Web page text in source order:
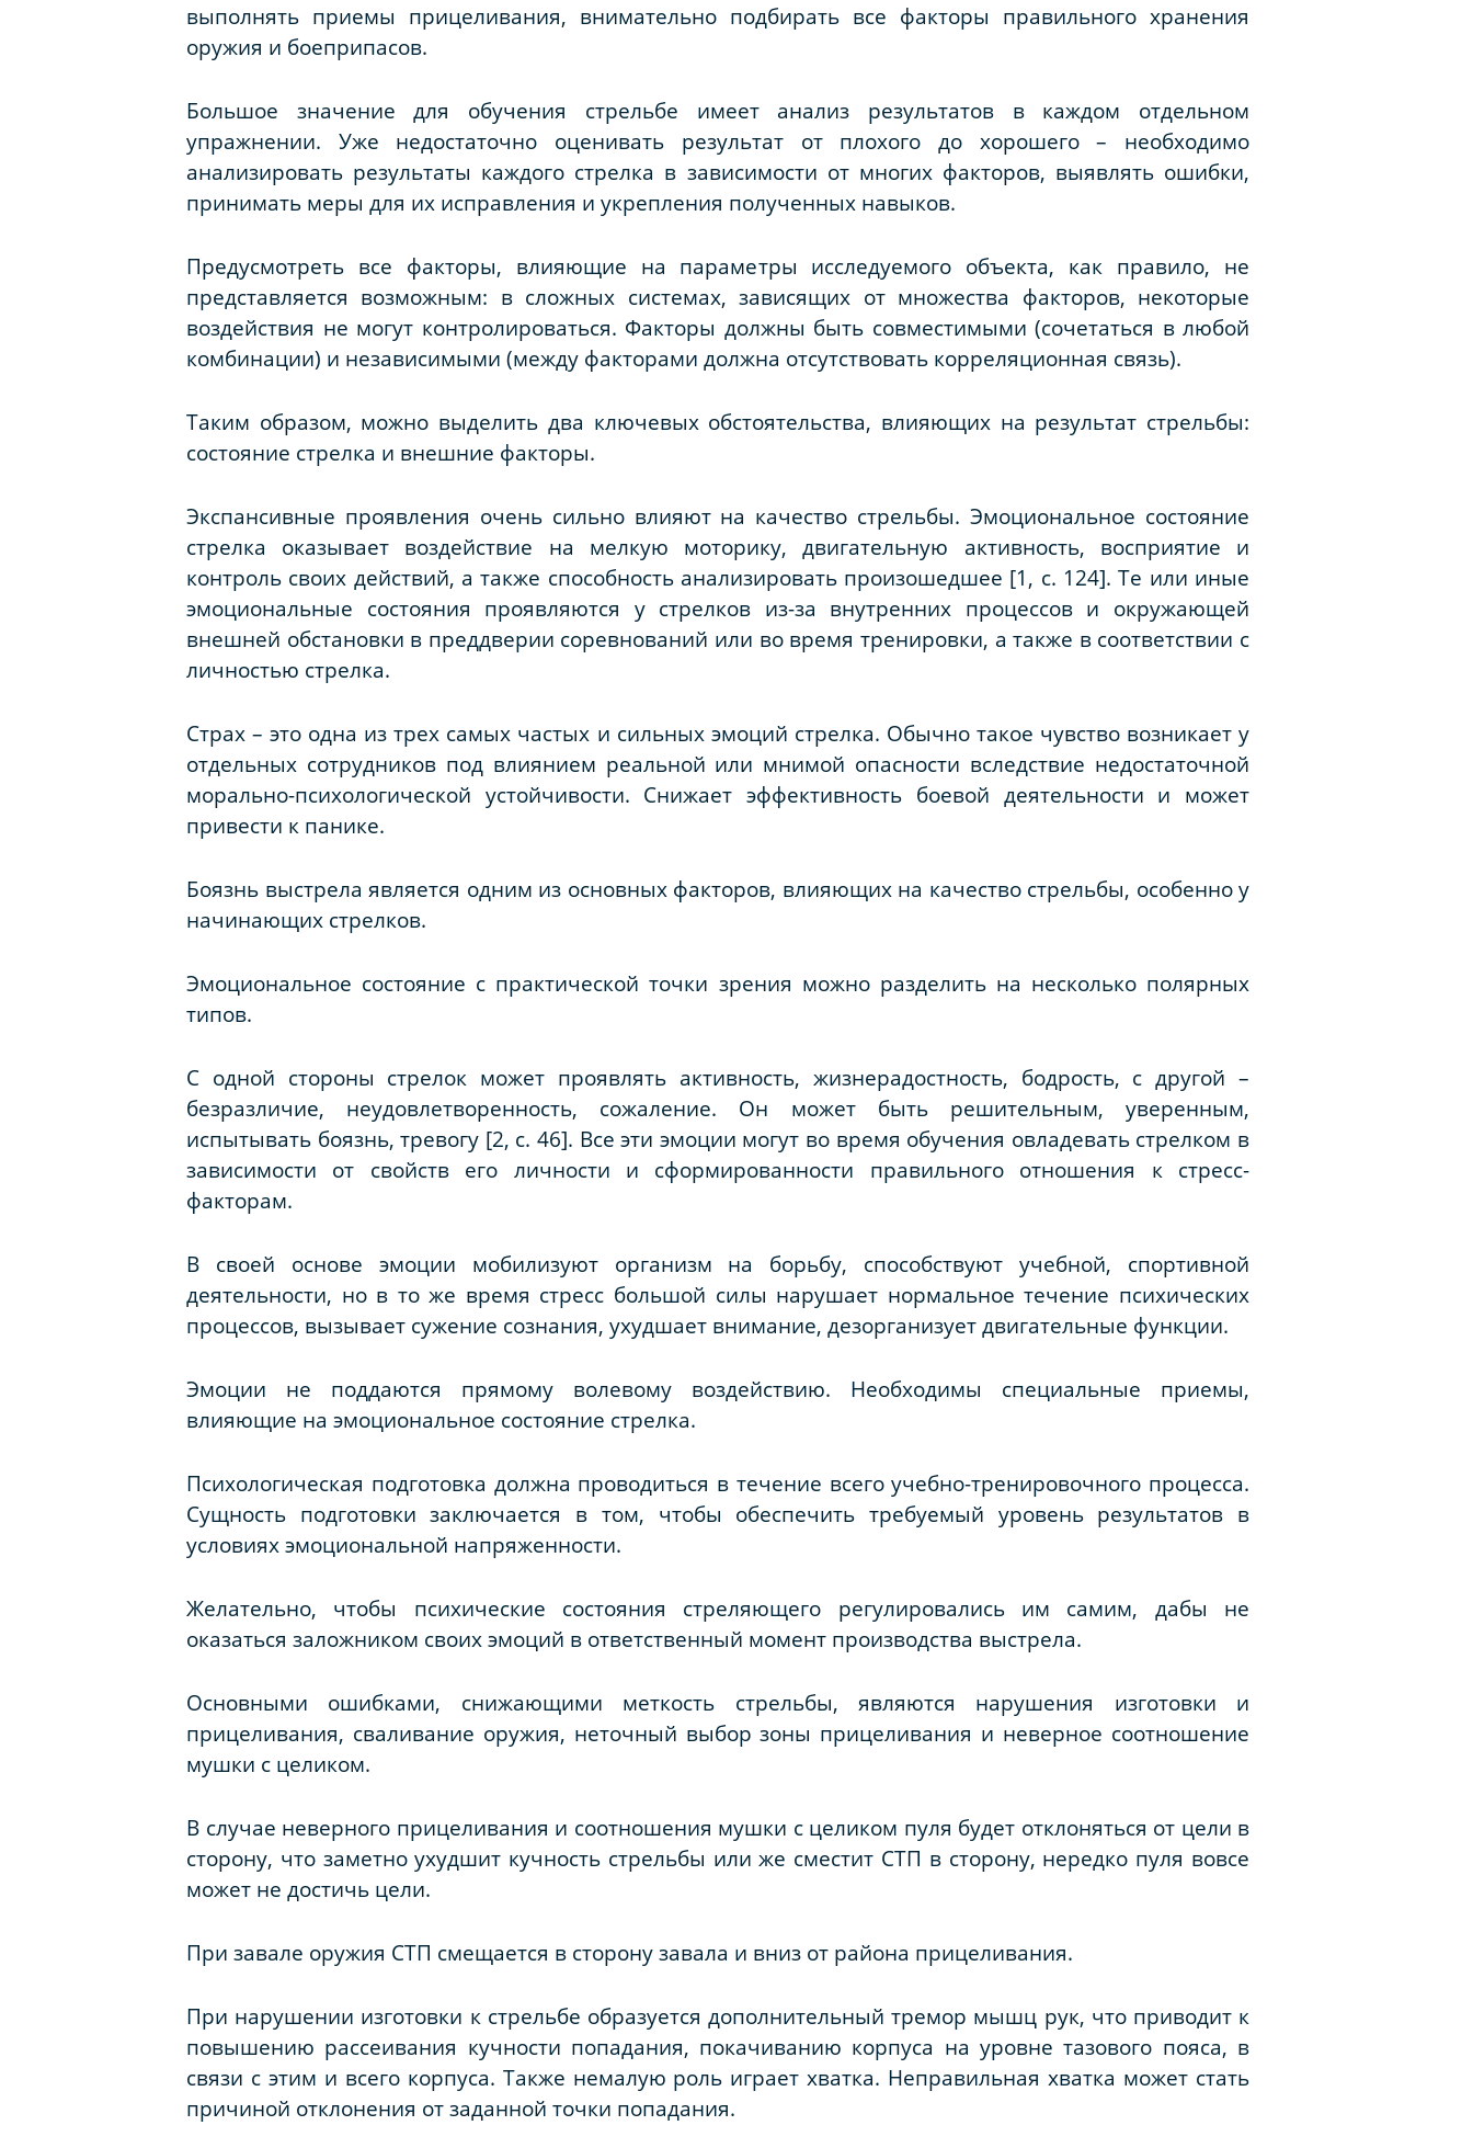
выполнять приемы прицеливания, внимательно подбирать все факторы правильного хранения
оружия и боеприпасов.
Большое значение для обучения стрельбе имеет анализ результатов в каждом отдельном
упражнении. Уже недостаточно оценивать результат от плохого до хорошего – необходимо
анализировать результаты каждого стрелка в зависимости от многих факторов, выявлять ошибки,
принимать меры для их исправления и укрепления полученных навыков.
Предусмотреть все факторы, влияющие на параметры исследуемого объекта, как правило, не
представляется возможным: в сложных системах, зависящих от множества факторов, некоторые
воздействия не могут контролироваться. Факторы должны быть совместимыми (сочетаться в любой
комбинации) и независимыми (между факторами должна отсутствовать корреляционная связь).
Таким образом, можно выделить два ключевых обстоятельства, влияющих на результат стрельбы:
состояние стрелка и внешние факторы.
Экспансивные проявления очень сильно влияют на качество стрельбы. Эмоциональное состояние
стрелка оказывает воздействие на мелкую моторику, двигательную активность, восприятие и
контроль своих действий, а также способность анализировать произошедшее [1, с. 124]. Те или иные
эмоциональные состояния проявляются у стрелков из-за внутренних процессов и окружающей
внешней обстановки в преддверии соревнований или во время тренировки, а также в соответствии с
личностью стрелка.
Страх – это одна из трех самых частых и сильных эмоций стрелка. Обычно такое чувство возникает у
отдельных сотрудников под влиянием реальной или мнимой опасности вследствие недостаточной
морально-психологической устойчивости. Снижает эффективность боевой деятельности и может
привести к панике.
Боязнь выстрела является одним из основных факторов, влияющих на качество стрельбы, особенно у
начинающих стрелков.
Эмоциональное состояние с практической точки зрения можно разделить на несколько полярных
типов.
С одной стороны стрелок может проявлять активность, жизнерадостность, бодрость, с другой –
безразличие, неудовлетворенность, сожаление. Он может быть решительным, уверенным,
испытывать боязнь, тревогу [2, с. 46]. Все эти эмоции могут во время обучения овладевать стрелком в
зависимости от свойств его личности и сформированности правильного отношения к стресс-
факторам.
В своей основе эмоции мобилизуют организм на борьбу, способствуют учебной, спортивной
деятельности, но в то же время стресс большой силы нарушает нормальное течение психических
процессов, вызывает сужение сознания, ухудшает внимание, дезорганизует двигательные функции.
Эмоции не поддаются прямому волевому воздействию. Необходимы специальные приемы,
влияющие на эмоциональное состояние стрелка.
Психологическая подготовка должна проводиться в течение всего учебно-тренировочного процесса.
Сущность подготовки заключается в том, чтобы обеспечить требуемый уровень результатов в
условиях эмоциональной напряженности.
Желательно, чтобы психические состояния стреляющего регулировались им самим, дабы не
оказаться заложником своих эмоций в ответственный момент производства выстрела.
Основными ошибками, снижающими меткость стрельбы, являются нарушения изготовки и
прицеливания, сваливание оружия, неточный выбор зоны прицеливания и неверное соотношение
мушки с целиком.
В случае неверного прицеливания и соотношения мушки с целиком пуля будет отклоняться от цели в
сторону, что заметно ухудшит кучность стрельбы или же сместит СТП в сторону, нередко пуля вовсе
может не достичь цели.
При завале оружия СТП смещается в сторону завала и вниз от района прицеливания.
При нарушении изготовки к стрельбе образуется дополнительный тремор мышц рук, что приводит к
повышению рассеивания кучности попадания, покачиванию корпуса на уровне тазового пояса, в
связи с этим и всего корпуса. Также немалую роль играет хватка. Неправильная хватка может стать
причиной отклонения от заданной точки попадания.